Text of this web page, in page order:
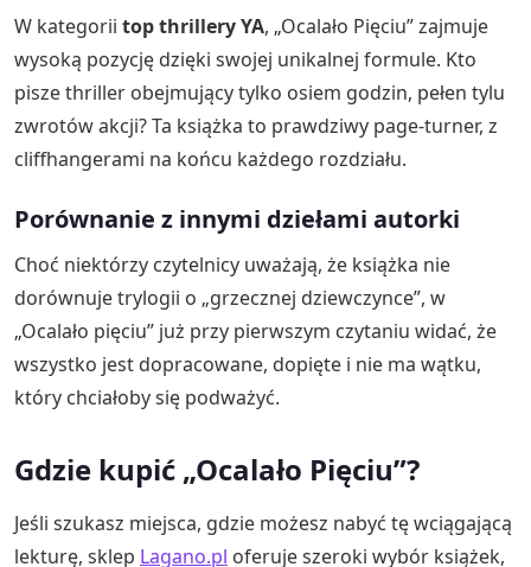
W kategorii top thrillery YA, „Ocalało Pięciu” zajmuje
wysoką pozycję dzięki swojej unikalnej formule. Kto
pisze thriller obejmujący tylko osiem godzin, pełen tylu
zwrotów akcji? Ta książka to prawdziwy page-turner, z
cliffhangerami na końcu każdego rozdziału.
Porównanie z innymi dziełami autorki
Choć niektórzy czytelnicy uważają, że książka nie
dorównuje trylogii o „grzecznej dziewczynce”, w
„Ocalało pięciu” już przy pierwszym czytaniu widać, że
wszystko jest dopracowane, dopięte i nie ma wątku,
który chciałoby się podważyć.
Gdzie kupić „Ocalało Pięciu”?
Jeśli szukasz miejsca, gdzie możesz nabyć tę wciągającą
lekturę, sklep Lagano.pl oferuje szeroki wybór książek,